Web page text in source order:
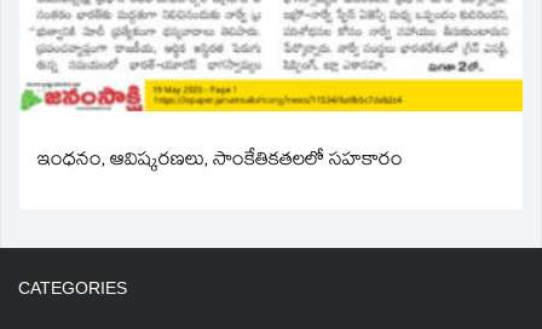
ఇంధనం, ఆవిష్కరణలు, సాంకేతికతలలో సహకారం
CATEGORIES